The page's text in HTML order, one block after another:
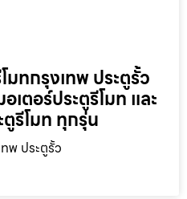
มทกรุงเทพ ประตูรั้ว
ตอร์ประตูรีโมท และ
รีโมท ทุกรุ่น
พ ประตูรั้ว